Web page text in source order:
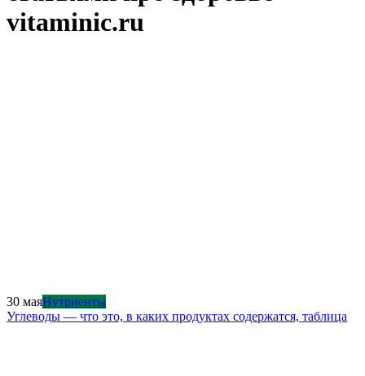
vitaminic.ru
30 маяНутриенты
Углеводы — что это, в каких продуктах содержатся, таблица